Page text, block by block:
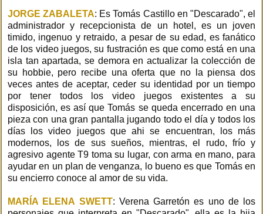
JORGE ZABALETA: Es Tomás Castillo en "Descarado", el
administrador y recepcionista de un hotel, es un joven
timido, ingenuo y retraido, a pesar de su edad, es fanático
de los video juegos, su fustración es que como está en una
isla tan apartada, se demora en actualizar la colección de
su hobbie, pero recibe una oferta que no la piensa dos
veces antes de aceptar, ceder su identidad por un tiempo
por tener todos los video juegos existentes a su
disposición, es así que Tomás se queda encerrado en una
pieza con una gran pantalla jugando todo el día y todos los
días los video juegos que ahi se encuentran, los más
modernos, los de sus sueños, mientras, el rudo, frío y
agresivo agente T9 toma su lugar, con arma en mano, para
ayudar en un plan de venganza, lo bueno es que Tomás en
su encierro conoce al amor de su vida.
MARÍA ELENA SWETT: Verena Garretón es uno de los